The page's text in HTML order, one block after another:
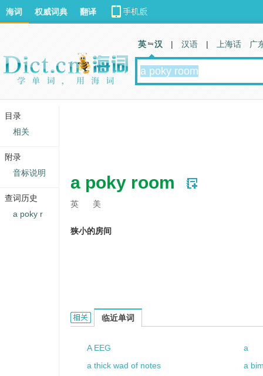
a poky room
英 美
狭小的房间
a poky room的相关资料：
临近单词
A EEG
a
a thick wad of notes
a
海词 权威词典 翻译
英 汉 | 汉语 | 上海话 广
目录
相关
附录
音标说明
查词历史
a poky r